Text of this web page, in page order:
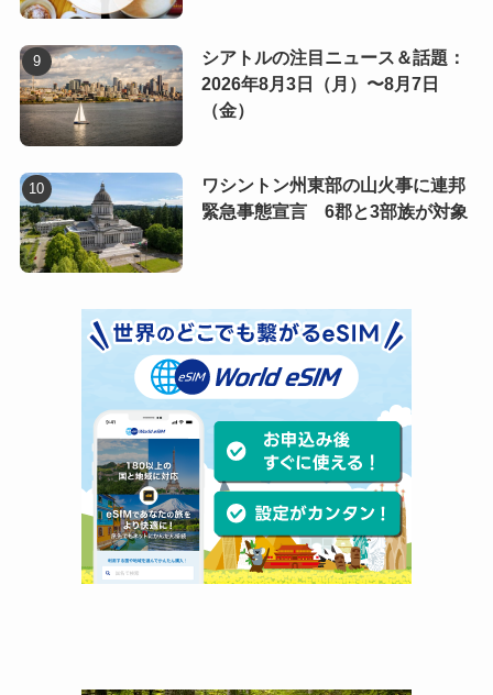
シアトルの注目ニュース＆話題：
2026年8月3日（月）〜8月7日
（金）
ワシントン州東部の山火事に連邦
緊急事態宣言 6郡と3部族が対象